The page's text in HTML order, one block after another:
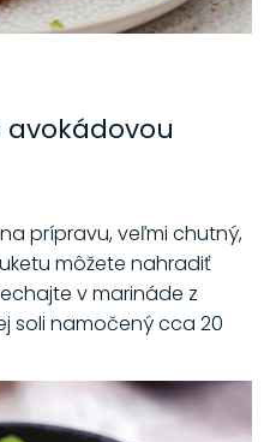
avokádovou
prípravu, veľmi chutný,
môžete nahradiť
v marináde z
soli namočený cca 20